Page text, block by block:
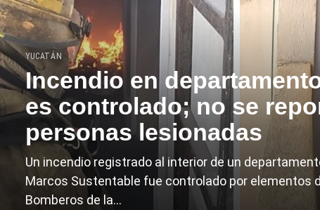
YUCATÁN
Incendio en
es controlado; no se
personas lesionadas
Un incendio registrado al interior de un
Marcos Sustentable fue controlado por elementos
Bomberos de la...